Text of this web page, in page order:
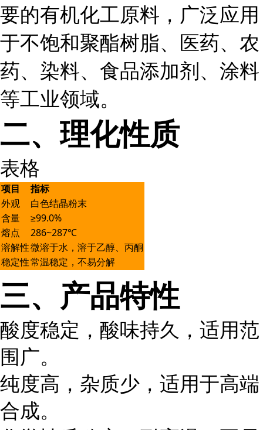
要的有机化工原料，广泛应用
于不饱和聚酯树脂、医药、农
药、染料、食品添加剂、涂料
等工业领域。
二、理化性质
表格
项目 指标
外观
白色结晶粉末
含量
≥99.0%
熔点
286~287℃
溶解性微溶于水，溶于乙醇、丙酮
稳定性常温稳定，不易分解
三、产品特性
酸度稳定，酸味持久，适用范
围广。
纯度高，杂质少，适用于高端
合成。